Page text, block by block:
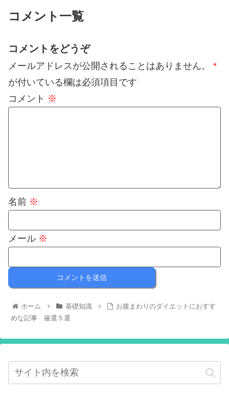
コメント一覧
コメントをどうぞ
メールアドレスが公開されることはありません。
*
が付いている欄は必須項目です
コメント ※
名前 ※
メール ※
ホーム 基礎知識
お腹まわりのダイエットにおすす
めな記事 厳選５選